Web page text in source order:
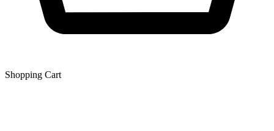
Shopping Сart